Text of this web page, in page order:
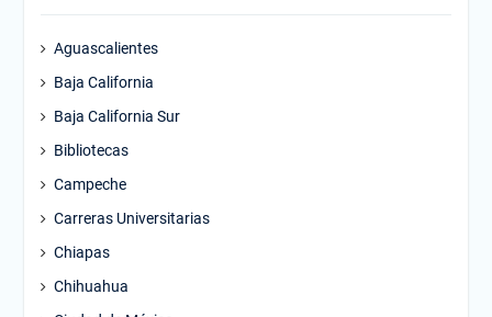
Aguascalientes
Baja California
Baja California Sur
Bibliotecas
Campeche
Carreras Universitarias
Chiapas
Chihuahua